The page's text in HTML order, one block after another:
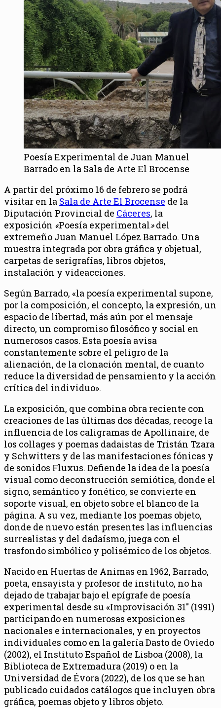
Poesía Experimental de Juan Manuel
Barrado en la Sala de Arte El Brocense
A partir del próximo 16 de febrero se podrá
visitar en la Sala de Arte El Brocense de la
Diputación Provincial de Cáceres, la
exposición «Poesía experimental»del
extremeño Juan Manuel López Barrado. Una
muestra integrada por obra gráfica y objetual,
carpetas de serigrafías, libros objetos,
instalación y videacciones.
Según Barrado, «la poesía experimental supone,
por la composición, el concepto, la expresión, un
espacio de libertad, más aún por el mensaje
directo, un compromiso filosófico y social en
numerosos casos. Esta poesía avisa
constantemente sobre el peligro de la
alienación, de la clonación mental, de cuanto
reduce la diversidad de pensamiento y la acción
crítica del individuo».
La exposición, que combina obra reciente con
creaciones de las últimas dos décadas, recoge la
influencia de los caligramas de Apollinaire, de
los collages y poemas dadaistas de Tristán Tzara
y Schwitters y de las manifestaciones fónicas y
de sonidos Fluxus. Defiende la idea de la poesía
visual como deconstrucción semiótica, donde el
signo, semántico y fonético, se convierte en
soporte visual, en objeto sobre el blanco de la
página. A su vez, mediante los poemas objeto,
donde de nuevo están presentes las influencias
surrealistas y del dadaísmo, juega con el
trasfondo simbólico y polisémico de los objetos.
Nacido en Huertas de Animas en 1962, Barrado,
poeta, ensayista y profesor de instituto, no ha
dejado de trabajar bajo el epígrafe de poesía
experimental desde su «Improvisación 31″ (1991)
participando en numerosas exposiciones
nacionales e internacionales, y en proyectos
individuales como en la galería Dasto de Oviedo
(2002), el Instituto Español de Lisboa (2008), la
Biblioteca de Extremadura (2019) o en la
Universidad de Évora (2022), de los que se han
publicado cuidados catálogos que incluyen obra
gráfica, poemas objeto y libros objeto.